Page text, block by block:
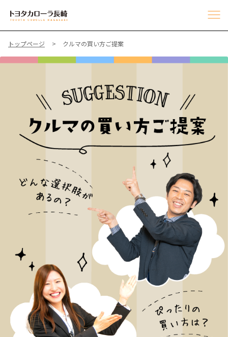
トップページ クルマの買い方ご提案